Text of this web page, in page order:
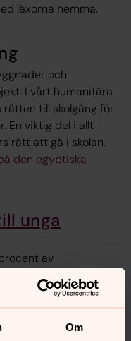
Om
läxorna hemma.
och
I vårt humanitära
till skolgång för
En viktig del i allt
rätt att gå i skolan.
den egyptiska
unga
av
dem tillhör landets
attentat mot kyrkor
klyftor i